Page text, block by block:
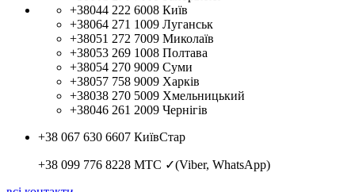
+38044 222 6008 Київ
+38064 271 1009 Луганськ
+38051 272 7009 Миколаїв
+38053 269 1008 Полтава
+38054 270 9009 Суми
+38057 758 9009 Харків
+38038 270 5009 Хмельницький
+38046 261 2009 Чернігів
+38 067 630 6607 КиївСтар
+38 099 776 8228 МТС ✓(Viber, WhatsApp)